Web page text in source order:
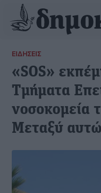
ΕΙΔΉΣΕΙΣ
«SOS»
Τμήματα
νοσοκομεία
Μεταξύ